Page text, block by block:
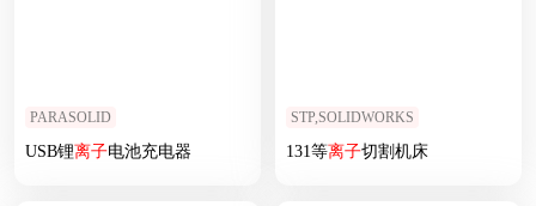
PARASOLID
USB锂离子电池充电器
STP,SOLIDWORKS
131等离子切割机床